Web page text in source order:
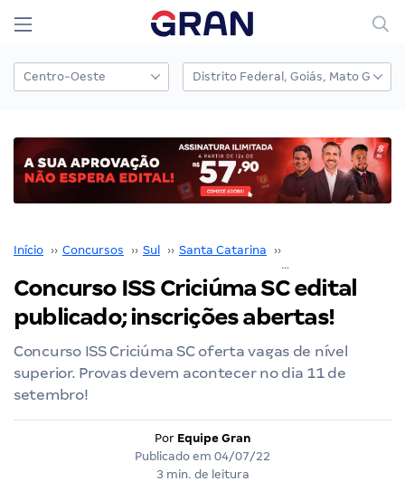
Início ›› Concursos ›› Sul ›› Santa Catarina ››
Concurso ISS Criciúma SC edital
publicado; inscrições abertas!
Concurso ISS Criciúma SC oferta vagas de nível
superior. Provas devem acontecer no dia 11 de
setembro!
Por Equipe Gran
Publicado em 04/07/22
3 min. de leitura